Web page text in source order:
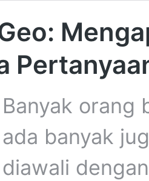
Banyak orang
ada banyak
diawali